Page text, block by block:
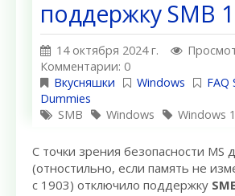
поддержку SMB
14 октября 2024 г.
Комментарии: 0
Вкусняшки
Windows FAQ
Dummies
SMB
Windows Windows
С точки зрения безопасности MS
(отностильно, если память не
с 1903) отключило поддержку